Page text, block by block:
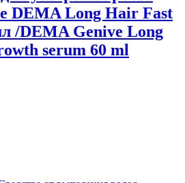
DEMA Long Hair Fast
/DEMA Genive Long
serum 60 ml